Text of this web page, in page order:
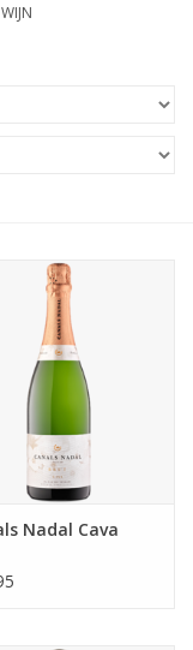
Nadal Cava